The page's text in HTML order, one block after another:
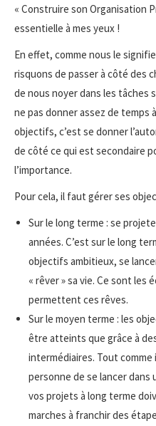
« Construire son Organisation
essentielle à mes yeux !
En effet, comme nous le
risquons de passer à côté des
de nous noyer dans les tâches
ne pas donner assez de temps
objectifs, c’est se donner
de côté ce qui est secondaire
l’importance.
Pour cela, il faut gérer ses
Sur le long terme : se
années. C’est sur le long
objectifs ambitieux, se
« rêver » sa vie. Ce sont les
permettent ces rêves.
Sur le moyen terme : les
être atteints que grâce à
intermédiaires. Tout comme
personne de se lancer dans
vos projets à long terme
marches à franchir des